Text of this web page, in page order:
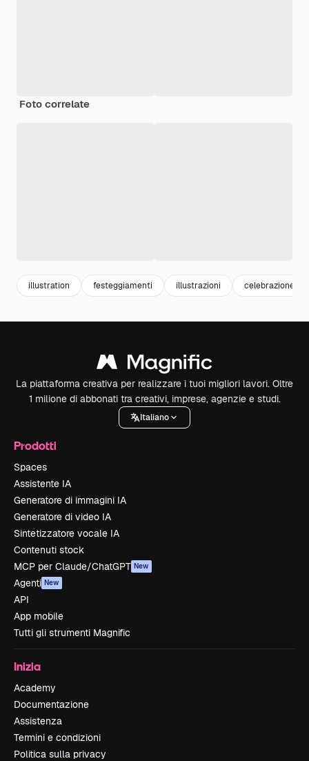
Foto correlate
illustration festeggiamenti illustrazioni celebrazione
La piattaforma creativa per realizzare i tuoi migliori lavori. Oltre
1 milione di abbonati tra creativi, imprese, agenzie e studi.
Italiano
Prodotti
Spaces
Assistente IA
Generatore di immagini IA
Generatore di video IA
Sintetizzatore vocale IA
Contenuti stock
MCP per Claude/ChatGPT New
Agenti New
API
App mobile
Tutti gli strumenti Magnific
Inizia
Academy
Documentazione
Assistenza
Termini e condizioni
Politica sulla privacy